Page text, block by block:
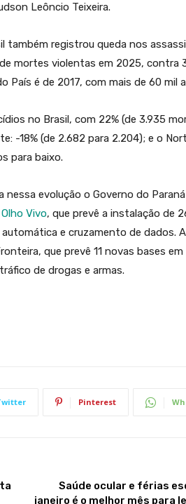
Leôncio Teixeira.
também registrou queda nos
mortes violentas em 2025, contra
País é de 2017, com mais de 60 mil
no Brasil, com 22% (de 3.935
-18% (de 2.682 para 2.204); e o
para baixo.
nessa evolução o Governo do
Olho Vivo, que prevê a instalação de
e cruzamento de dados.
que prevê 11 novas bases
de drogas e armas.
Pinterest
Saúde ocular e férias
janeiro é o melhor mês para